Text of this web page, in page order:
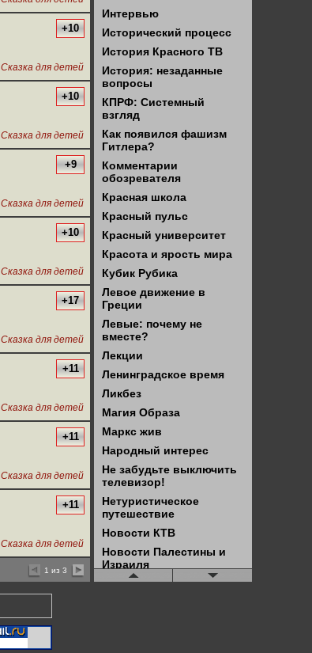
+10
Сказка для детей
+10
Сказка для детей
+9
Сказка для детей
+10
Сказка для детей
+17
Сказка для детей
+11
Сказка для детей
+11
Сказка для детей
+11
Сказка для детей
1 из 3
Интервью
Исторический процесс
История Красного ТВ
История: незаданные
вопросы
КПРФ: Системный
взгляд
Как появился фашизм
Гитлера?
Комментарии
обозревателя
Красная школа
Красный пульс
Красный университет
Красота и ярость мира
Кубик Рубика
Левое движение в
Греции
Левые: почему не
вместе?
Лекции
Ленинградское время
Ликбез
Магия Образа
Маркс жив
Народный интерес
Не забудьте выключить
телевизор!
Нетуристическое
путешествие
Новости КТВ
Новости Палестины и
Израиля
Новостной блок КТВ